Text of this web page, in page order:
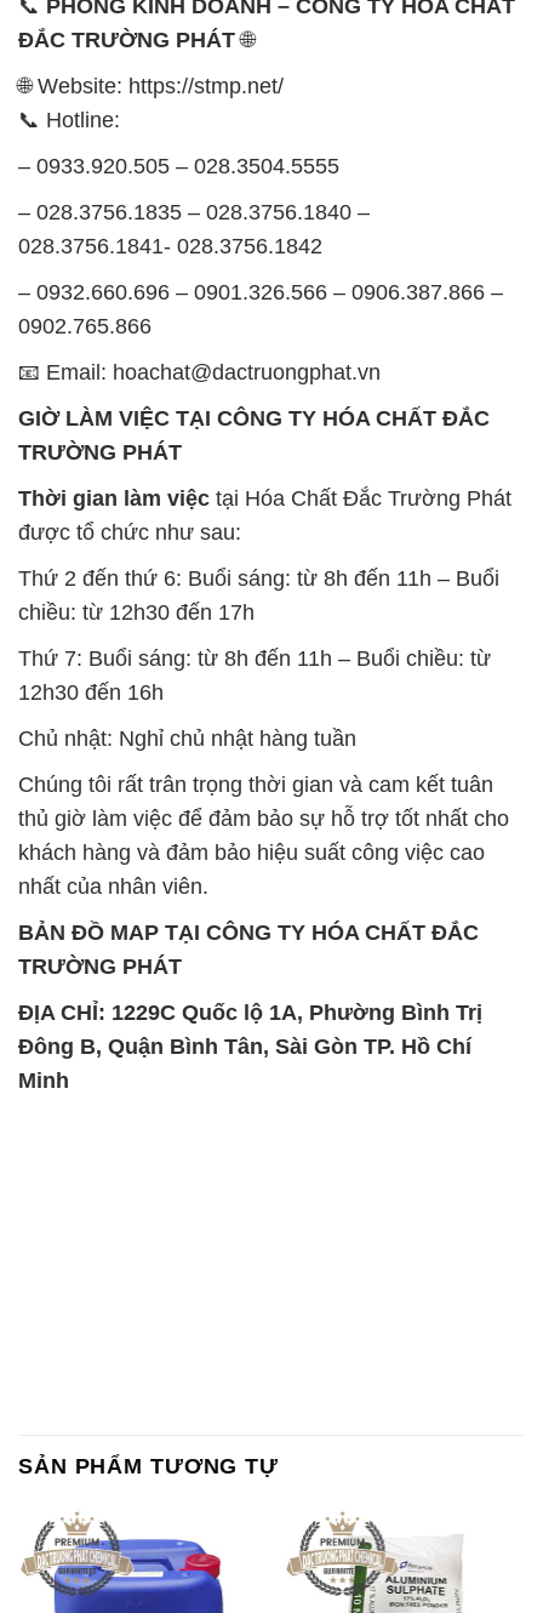
– 0933.920.505 – 028.3504.5555
028.3756.1841- 028.3756.1842
0902.765.866
📧 Email: hoachat@dactruongphat.vn
TRƯỜNG PHÁT
được tổ chức như sau:
Thứ 2 đến thứ 6: Buổi sáng: từ 8h đến 11h – Buổi
chiều: từ 12h30 đến 17h
Thứ 7: Buổi sáng: từ 8h đến 11h – Buổi chiều: từ
12h30 đến 16h
Chủ nhật: Nghỉ chủ nhật hàng tuần
thủ giờ làm việc để đảm bảo sự hỗ trợ tốt nhất cho
khách hàng và đảm bảo hiệu suất công việc cao
nhất của nhân viên.
BẢN ĐỒ MAP TẠI CÔNG TY HÓA CHẤT ĐẮC
TRƯỜNG PHÁT
ĐỊA CHỈ: 1229C Quốc lộ 1A, Phường Bình Trị
Đông B, Quận Bình Tân, Sài Gòn TP. Hồ Chí
Minh